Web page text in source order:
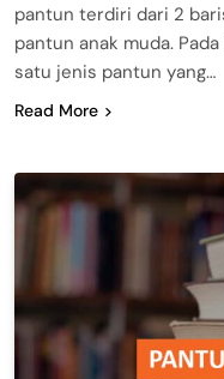
pantun terdiri dari 2
pantun anak muda.
satu jenis pantun yang…
Read More